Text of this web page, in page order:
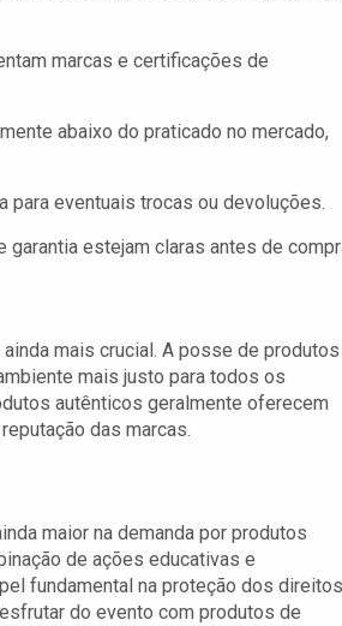
marcas e certificações de
abaixo do praticado no mercado,
para eventuais trocas ou devoluções.
estejam claras antes de
mais crucial. A posse de produtos
mais justo para todos os
autênticos geralmente oferecem
das marcas.
maior na demanda por produtos
de ações educativas e
fundamental na proteção dos direitos
do evento com produtos de